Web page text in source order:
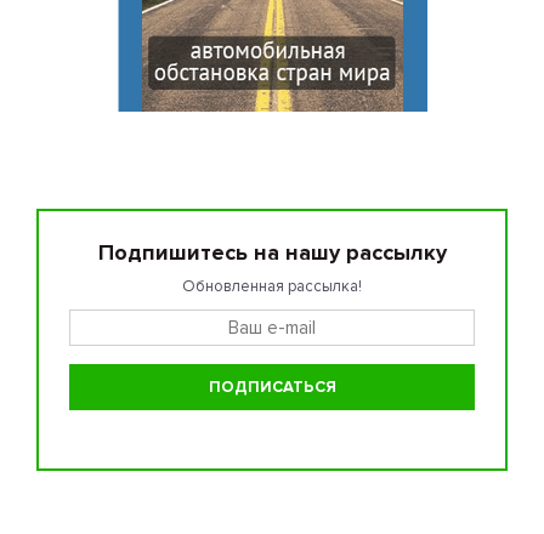
Подпишитесь на нашу рассылку
Обновленная рассылка!